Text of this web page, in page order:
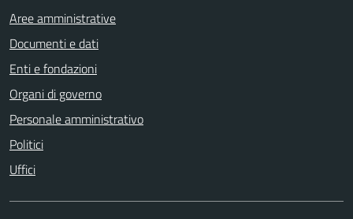
Aree amministrative
Documenti e dati
Enti e fondazioni
Organi di governo
Personale amministrativo
Politici
Uffici